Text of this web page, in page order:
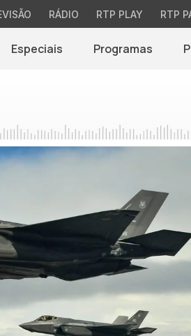
RÁDIO RTP PLAY RTP
Especiais Programas